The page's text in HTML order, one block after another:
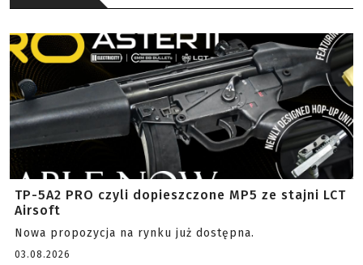
TP-5A2 PRO czyli dopieszczone MP5 ze stajni LCT
Airsoft
Nowa propozycja na rynku już dostępna.
03.08.2026